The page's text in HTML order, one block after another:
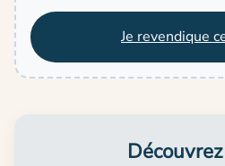
Je revendique